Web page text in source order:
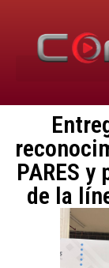
PARES
de la